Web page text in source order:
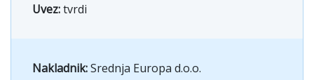
Uvez:tvrdi
Nakladnik:Srednja Europa d.o.o.